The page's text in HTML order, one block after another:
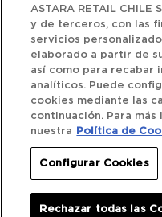
ASTARA RETAIL
y de terceros, con las
servicios
elaborado a partir de
así como para recabar
analíticos. Puede
cookies mediante las
continuación. Para
nuestra
Política de
Configurar Cookies
Rechazar todas las